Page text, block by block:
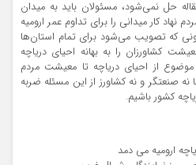
حل نمی‌شود، مسئولان باید به میدان
نهاد کار میدانی را برای تداوم عمر ارومیه
که تصویب می‌شود برای تمام استان‌ها
کشاورزان را به بهانه احیای دریاچه
از احیای دریاچه تا معیشت مردم
صنعتگر و نه کشاورز از این مسئله ضربه
کشور باشیم.
ارومیه می دمد